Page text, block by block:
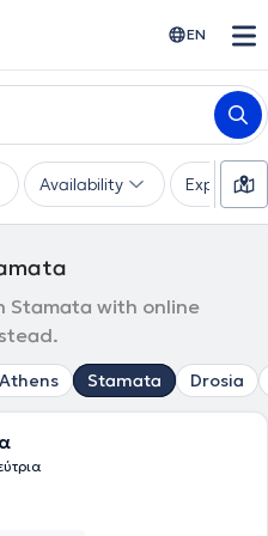
EN
Availability Expertise
Stamata with online
Stamata Drosia